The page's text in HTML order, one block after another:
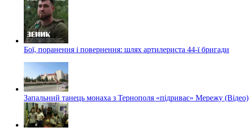
Бої, поранення і повернення: шлях артилериста 44-ї бригади
Запальний танець монаха з Тернополя «підриває» Мережу (Відео)